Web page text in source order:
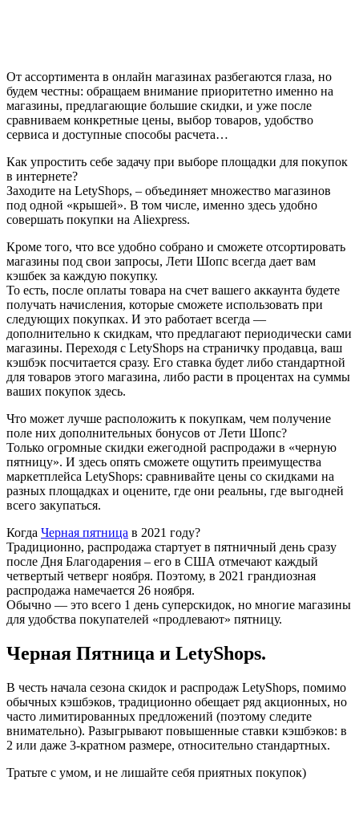
От ассортимента в онлайн магазинах разбегаются глаза, но
будем честны: обращаем внимание приоритетно именно на
магазины, предлагающие большие скидки, и уже после
сравниваем конкретные цены, выбор товаров, удобство
сервиса и доступные способы расчета…
Как упростить себе задачу при выборе площадки для покупок
в интернете?
Заходите на LetyShops, – объединяет множество магазинов
под одной «крышей». В том числе, именно здесь удобно
совершать покупки на Aliexpress.
Кроме того, что все удобно собрано и сможете отсортировать
магазины под свои запросы, Лети Шопс всегда дает вам
кэшбек за каждую покупку.
То есть, после оплаты товара на счет вашего аккаунта будете
получать начисления, которые сможете использовать при
следующих покупках. И это работает всегда —
дополнительно к скидкам, что предлагают периодически сами
магазины. Переходя с LetyShops на страничку продавца, ваш
кэшбэк посчитается сразу. Его ставка будет либо стандартной
для товаров этого магазина, либо расти в процентах на суммы
ваших покупок здесь.
Что может лучше расположить к покупкам, чем получение
поле них дополнительных бонусов от Лети Шопс?
Только огромные скидки ежегодной распродажи в «черную
пятницу». И здесь опять сможете ощутить преимущества
маркетплейса LetyShops: сравнивайте цены со скидками на
разных площадках и оцените, где они реальны, где выгодней
всего закупаться.
Когда Черная пятница в 2021 году?
Традиционно, распродажа стартует в пятничный день сразу
после Дня Благодарения – его в США отмечают каждый
четвертый четверг ноября. Поэтому, в 2021 грандиозная
распродажа намечается 26 ноября.
Обычно — это всего 1 день суперскидок, но многие магазины
для удобства покупателей «продлевают» пятницу.
Черная Пятница и LetyShops.
В честь начала сезона скидок и распродаж LetyShops, помимо
обычных кэшбэков, традиционно обещает ряд акционных, но
часто лимитированных предложений (поэтому следите
внимательно). Разыгрывают повышенные ставки кэшбэков: в
2 или даже 3-кратном размере, относительно стандартных.
Тратьте с умом, и не лишайте себя приятных покупок)